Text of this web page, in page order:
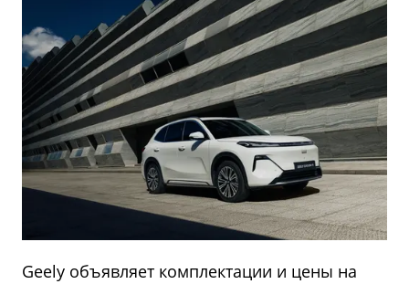
Geely объявляет комплектации и цены на